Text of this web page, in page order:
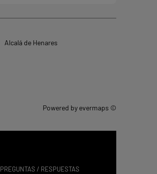
Alcalá de Henares
Powered by evermaps ©
PREGUNTAS / RESPUESTAS